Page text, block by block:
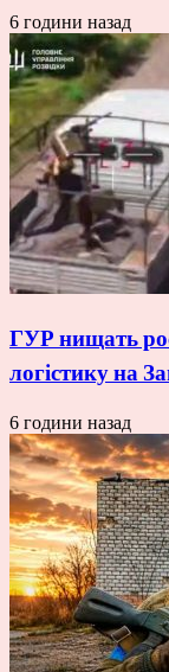
6 години назад
ГУР нищать
логістику на
6 години назад